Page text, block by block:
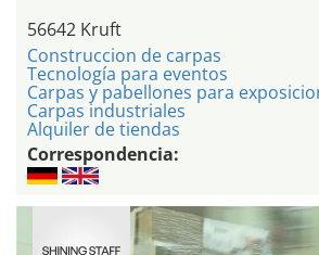
56642 Kruft
Construccion de carpas
Tecnología para eventos
Carpas y pabellones para
Carpas industriales
Alquiler de tiendas
Correspondencia: